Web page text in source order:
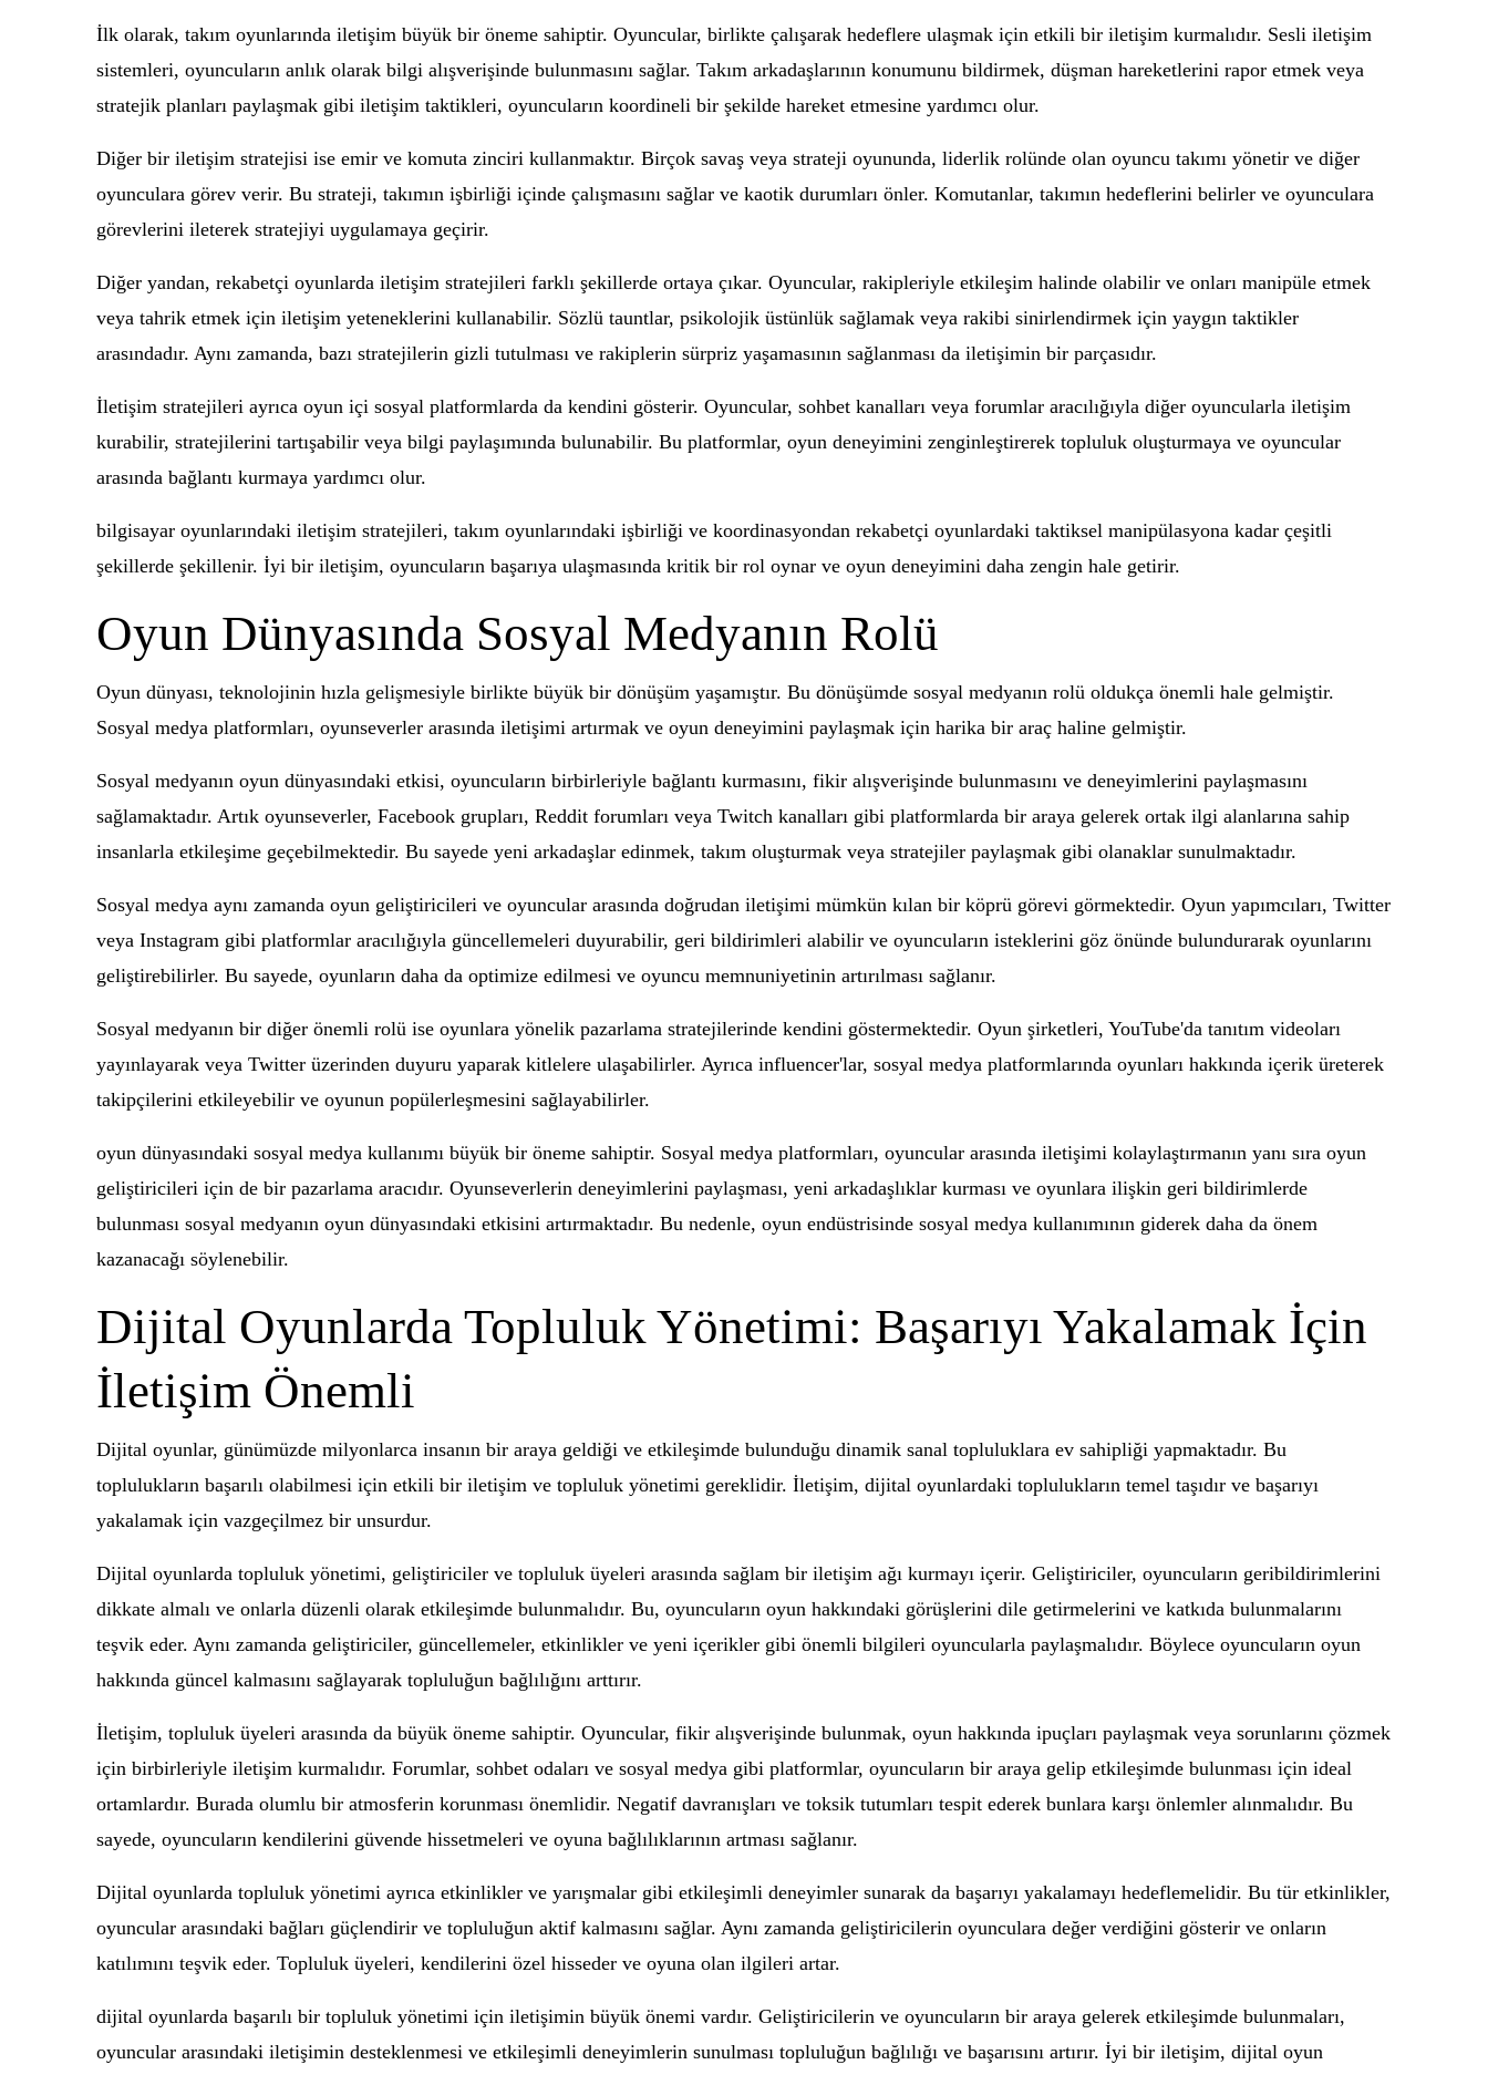
İlk olarak, takım oyunlarında iletişim büyük bir öneme sahiptir. Oyuncular, birlikte çalışarak hedeflere ulaşmak için etkili bir iletişim kurmalıdır. Sesli iletişim
sistemleri, oyuncuların anlık olarak bilgi alışverişinde bulunmasını sağlar. Takım arkadaşlarının konumunu bildirmek, düşman hareketlerini rapor etmek veya
stratejik planları paylaşmak gibi iletişim taktikleri, oyuncuların koordineli bir şekilde hareket etmesine yardımcı olur.
Diğer bir iletişim stratejisi ise emir ve komuta zinciri kullanmaktır. Birçok savaş veya strateji oyununda, liderlik rolünde olan oyuncu takımı yönetir ve diğer
oyunculara görev verir. Bu strateji, takımın işbirliği içinde çalışmasını sağlar ve kaotik durumları önler. Komutanlar, takımın hedeflerini belirler ve oyunculara
görevlerini ileterek stratejiyi uygulamaya geçirir.
Diğer yandan, rekabetçi oyunlarda iletişim stratejileri farklı şekillerde ortaya çıkar. Oyuncular, rakipleriyle etkileşim halinde olabilir ve onları manipüle etmek
veya tahrik etmek için iletişim yeteneklerini kullanabilir. Sözlü tauntlar, psikolojik üstünlük sağlamak veya rakibi sinirlendirmek için yaygın taktikler
arasındadır. Aynı zamanda, bazı stratejilerin gizli tutulması ve rakiplerin sürpriz yaşamasının sağlanması da iletişimin bir parçasıdır.
İletişim stratejileri ayrıca oyun içi sosyal platformlarda da kendini gösterir. Oyuncular, sohbet kanalları veya forumlar aracılığıyla diğer oyuncularla iletişim
kurabilir, stratejilerini tartışabilir veya bilgi paylaşımında bulunabilir. Bu platformlar, oyun deneyimini zenginleştirerek topluluk oluşturmaya ve oyuncular
arasında bağlantı kurmaya yardımcı olur.
bilgisayar oyunlarındaki iletişim stratejileri, takım oyunlarındaki işbirliği ve koordinasyondan rekabetçi oyunlardaki taktiksel manipülasyona kadar çeşitli
şekillerde şekillenir. İyi bir iletişim, oyuncuların başarıya ulaşmasında kritik bir rol oynar ve oyun deneyimini daha zengin hale getirir.
Oyun Dünyasında Sosyal Medyanın Rolü
Oyun dünyası, teknolojinin hızla gelişmesiyle birlikte büyük bir dönüşüm yaşamıştır. Bu dönüşümde sosyal medyanın rolü oldukça önemli hale gelmiştir.
Sosyal medya platformları, oyunseverler arasında iletişimi artırmak ve oyun deneyimini paylaşmak için harika bir araç haline gelmiştir.
Sosyal medyanın oyun dünyasındaki etkisi, oyuncuların birbirleriyle bağlantı kurmasını, fikir alışverişinde bulunmasını ve deneyimlerini paylaşmasını
sağlamaktadır. Artık oyunseverler, Facebook grupları, Reddit forumları veya Twitch kanalları gibi platformlarda bir araya gelerek ortak ilgi alanlarına sahip
insanlarla etkileşime geçebilmektedir. Bu sayede yeni arkadaşlar edinmek, takım oluşturmak veya stratejiler paylaşmak gibi olanaklar sunulmaktadır.
Sosyal medya aynı zamanda oyun geliştiricileri ve oyuncular arasında doğrudan iletişimi mümkün kılan bir köprü görevi görmektedir. Oyun yapımcıları, Twitter
veya Instagram gibi platformlar aracılığıyla güncellemeleri duyurabilir, geri bildirimleri alabilir ve oyuncuların isteklerini göz önünde bulundurarak oyunlarını
geliştirebilirler. Bu sayede, oyunların daha da optimize edilmesi ve oyuncu memnuniyetinin artırılması sağlanır.
Sosyal medyanın bir diğer önemli rolü ise oyunlara yönelik pazarlama stratejilerinde kendini göstermektedir. Oyun şirketleri, YouTube'da tanıtım videoları
yayınlayarak veya Twitter üzerinden duyuru yaparak kitlelere ulaşabilirler. Ayrıca influencer'lar, sosyal medya platformlarında oyunları hakkında içerik üreterek
takipçilerini etkileyebilir ve oyunun popülerleşmesini sağlayabilirler.
oyun dünyasındaki sosyal medya kullanımı büyük bir öneme sahiptir. Sosyal medya platformları, oyuncular arasında iletişimi kolaylaştırmanın yanı sıra oyun
geliştiricileri için de bir pazarlama aracıdır. Oyunseverlerin deneyimlerini paylaşması, yeni arkadaşlıklar kurması ve oyunlara ilişkin geri bildirimlerde
bulunması sosyal medyanın oyun dünyasındaki etkisini artırmaktadır. Bu nedenle, oyun endüstrisinde sosyal medya kullanımının giderek daha da önem
kazanacağı söylenebilir.
Dijital Oyunlarda Topluluk Yönetimi: Başarıyı Yakalamak İçin
İletişim Önemli
Dijital oyunlar, günümüzde milyonlarca insanın bir araya geldiği ve etkileşimde bulunduğu dinamik sanal topluluklara ev sahipliği yapmaktadır. Bu
toplulukların başarılı olabilmesi için etkili bir iletişim ve topluluk yönetimi gereklidir. İletişim, dijital oyunlardaki toplulukların temel taşıdır ve başarıyı
yakalamak için vazgeçilmez bir unsurdur.
Dijital oyunlarda topluluk yönetimi, geliştiriciler ve topluluk üyeleri arasında sağlam bir iletişim ağı kurmayı içerir. Geliştiriciler, oyuncuların geribildirimlerini
dikkate almalı ve onlarla düzenli olarak etkileşimde bulunmalıdır. Bu, oyuncuların oyun hakkındaki görüşlerini dile getirmelerini ve katkıda bulunmalarını
teşvik eder. Aynı zamanda geliştiriciler, güncellemeler, etkinlikler ve yeni içerikler gibi önemli bilgileri oyuncularla paylaşmalıdır. Böylece oyuncuların oyun
hakkında güncel kalmasını sağlayarak topluluğun bağlılığını arttırır.
İletişim, topluluk üyeleri arasında da büyük öneme sahiptir. Oyuncular, fikir alışverişinde bulunmak, oyun hakkında ipuçları paylaşmak veya sorunlarını çözmek
için birbirleriyle iletişim kurmalıdır. Forumlar, sohbet odaları ve sosyal medya gibi platformlar, oyuncuların bir araya gelip etkileşimde bulunması için ideal
ortamlardır. Burada olumlu bir atmosferin korunması önemlidir. Negatif davranışları ve toksik tutumları tespit ederek bunlara karşı önlemler alınmalıdır. Bu
sayede, oyuncuların kendilerini güvende hissetmeleri ve oyuna bağlılıklarının artması sağlanır.
Dijital oyunlarda topluluk yönetimi ayrıca etkinlikler ve yarışmalar gibi etkileşimli deneyimler sunarak da başarıyı yakalamayı hedeflemelidir. Bu tür etkinlikler,
oyuncular arasındaki bağları güçlendirir ve topluluğun aktif kalmasını sağlar. Aynı zamanda geliştiricilerin oyunculara değer verdiğini gösterir ve onların
katılımını teşvik eder. Topluluk üyeleri, kendilerini özel hisseder ve oyuna olan ilgileri artar.
dijital oyunlarda başarılı bir topluluk yönetimi için iletişimin büyük önemi vardır. Geliştiricilerin ve oyuncuların bir araya gelerek etkileşimde bulunmaları,
oyuncular arasındaki iletişimin desteklenmesi ve etkileşimli deneyimlerin sunulması topluluğun bağlılığı ve başarısını artırır. İyi bir iletişim, dijital oyun